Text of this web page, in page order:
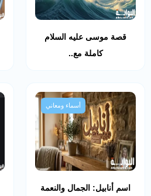
قصة موسى عليه السلام
كاملة مع..
أسماء ومعاني
اسم أنابيل: الجمال والنعمة